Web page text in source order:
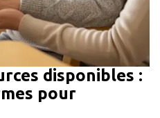
disponibles :
pour